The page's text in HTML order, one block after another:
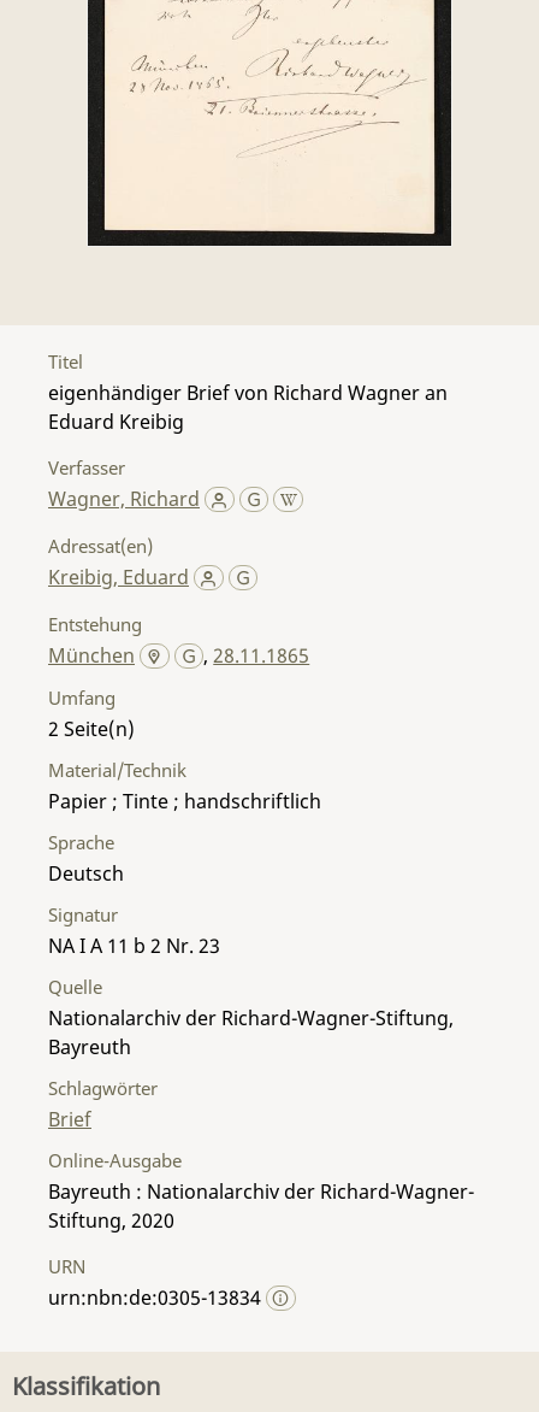
Titel
eigenhändiger Brief von Richard Wagner an
Eduard Kreibig
Verfasser
Wagner, Richard
Adressat(en)
Kreibig, Eduard
Entstehung
München ,28.11.1865
Umfang
2
Material/Technik
Papier ; Tinte ; handschriftlich
Sprache
Deutsch
Signatur
NA I A 11 b 2 Nr. 23
Quelle
Nationalarchiv der Richard-Wagner-Stiftung,
Bayreuth
Schlagwörter
Brief
Online-Ausgabe
Bayreuth : Nationalarchiv der Richard-Wagner-
Stiftung, 2020
URN
urn:nbn:de:0305-13834
Klassifikation